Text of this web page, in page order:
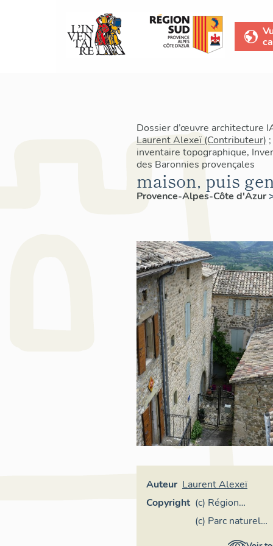
Dossier d’œuvre architecture
Laurent Alexeï (Contributeur) ;
inventaire topographique,
des Baronnies provençales
maison, puis
Provence-Alpes-Côte d'Azur
Auteur Laurent Alexeï
Copyright (c) Région
Provence-Alpes-
Côte d'Azur -
(c) Parc naturel
régional des